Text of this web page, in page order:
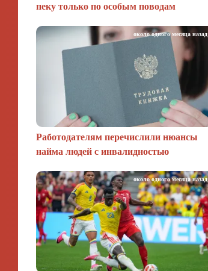
пеку только по особым поводам
Работодателям перечислили нюансы
найма людей с инвалидностью
около одного месяца назад
около одного месяца назад